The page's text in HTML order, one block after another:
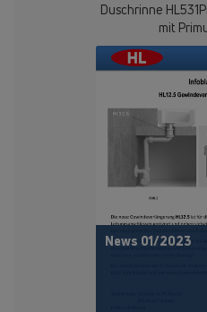
Duschrinne
mit
News 01/2023